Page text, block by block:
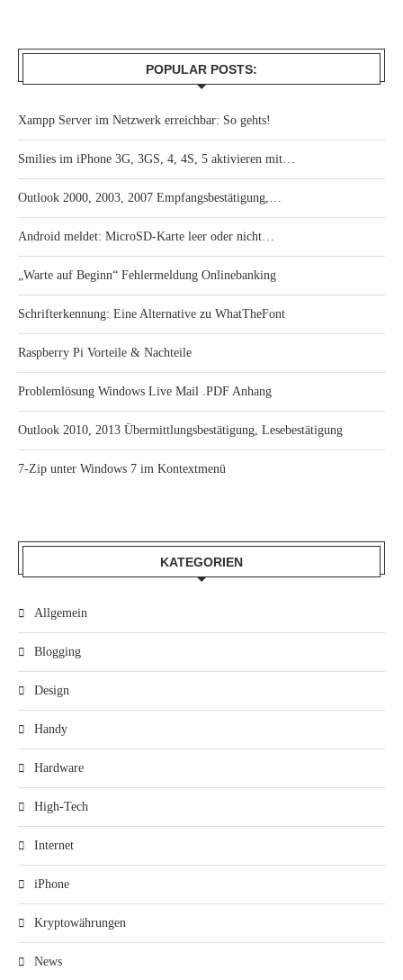
POPULAR POSTS:
Xampp Server im Netzwerk erreichbar: So gehts!
Smilies im iPhone 3G, 3GS, 4, 4S, 5 aktivieren mit…
Outlook 2000, 2003, 2007 Empfangsbestätigung,…
Android meldet: MicroSD-Karte leer oder nicht…
„Warte auf Beginn“ Fehlermeldung Onlinebanking
Schrifterkennung: Eine Alternative zu WhatTheFont
Raspberry Pi Vorteile & Nachteile
Problemlösung Windows Live Mail .PDF Anhang
Outlook 2010, 2013 Übermittlungsbestätigung, Lesebestätigung
7-Zip unter Windows 7 im Kontextmenü
KATEGORIEN
Allgemein
Blogging
Design
Handy
Hardware
High-Tech
Internet
iPhone
Kryptowährungen
News